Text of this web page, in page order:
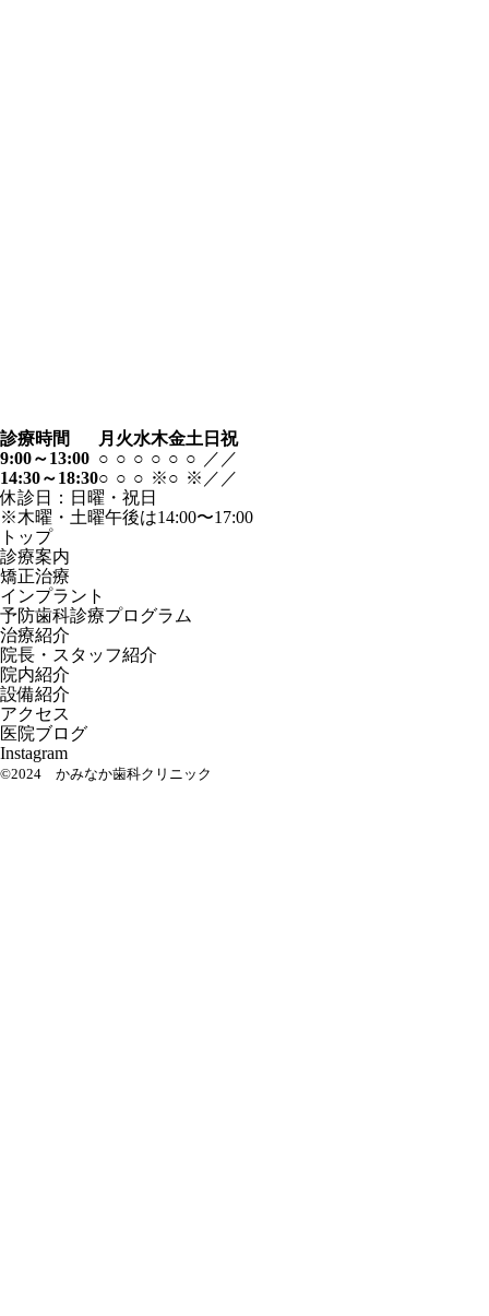
診療時間 月 火水木金土 日祝
9:00～13:00 ○ ○ ○ ○ ○ ○ ／ ／
14:30～18:30○ ○ ○ ※○ ※ ／ ／
休診日：日曜・祝日
※木曜・土曜午後は14:00〜17:00
トップ
診療案内
矯正治療
インプラント
予防歯科診療プログラム
治療紹介
院長・スタッフ紹介
院内紹介
設備紹介
アクセス
医院ブログ
Instagram
©2024 かみなか歯科クリニック